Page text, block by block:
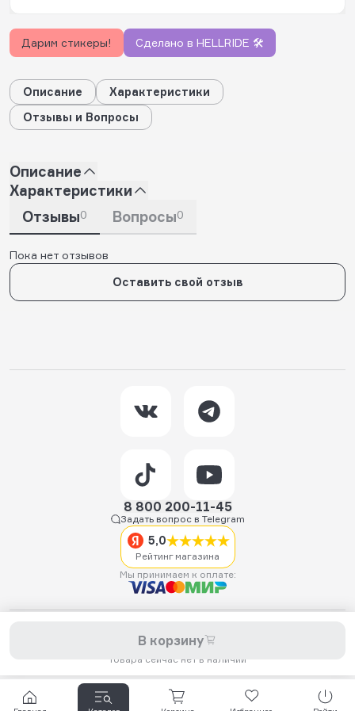
В корзину
Товара сейчас нет в наличии
Дарим стикеры! Сделано в HELLRIDE 🛠️
Описание
Характеристики
Отзывы и Вопросы
Описание
Характеристики
Отзывы0 Вопросы0
Пока нет отзывов
Оставить свой отзыв
8 800 200-11-45
Задать вопрос в Telegram
5,0
Рейтинг магазина
Мы принимаем к оплате:
самокатов, запчастей для самокатов, аксессуаров, экипировки,
одежды и обуви.